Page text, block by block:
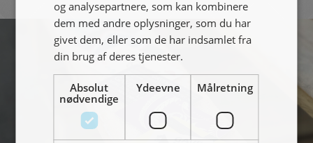
og analysepartnere, som kan kombinere
dem med andre oplysninger, som du har
givet dem, eller som de har indsamlet fra
din brug af deres tjenester.
Absolut
nødvendige
Ydeevne Målretning